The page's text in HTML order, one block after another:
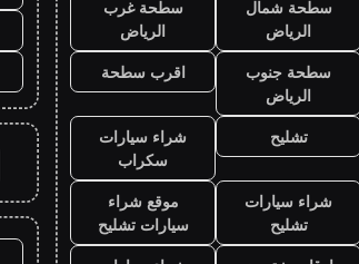
سطحة شمال
الرياض
سطحة غرب
الرياض
سطحة جنوب
الرياض
اقرب سطحة
تشليح
شراء سيارات
سكراب
شراء سيارات
تشليح
موقع شراء
سيارات تشليح